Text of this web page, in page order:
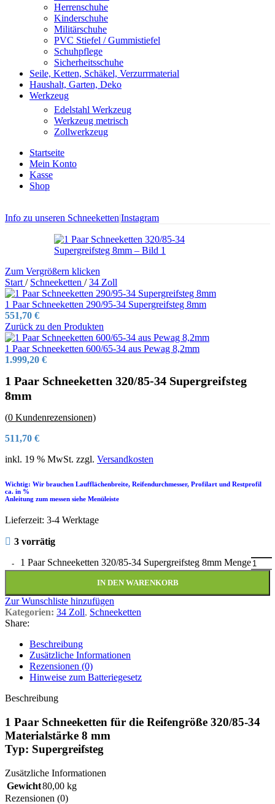
Herrenschuhe
Kinderschuhe
Militärschuhe
PVC Stiefel / Gummistiefel
Schuhpflege
Sicherheitsschuhe
Seile, Ketten, Schäkel, Verzurrmaterial
Haushalt, Garten, Deko
Werkzeug
Edelstahl Werkzeug
Werkzeug metrisch
Zollwerkzeug
Startseite
Mein Konto
Kasse
Shop
Info zu unseren Schneeketten|Instagram
Zum Vergrößern klicken
Start / Schneeketten / 34 Zoll
1 Paar Schneeketten 290/95-34 Supergreifsteg 8mm
551,70 €
Zurück zu den Produkten
1 Paar Schneeketten 600/65-34 aus Pewag 8,2mm
1.999,20 €
1 Paar Schneeketten 320/85-34 Supergreifsteg
8mm
(0 Kundenrezensionen)
511,70 €
inkl. 19 % MwSt. zzgl. Versandkosten
Wichtig: Wir brauchen Laufflächenbreite, Reifendurchmesser, Profilart und Restprofil
ca. in %
Anleitung zum messen siehe Menüleiste
Lieferzeit: 3-4 Werktage
3 vorrätig
1 Paar Schneeketten 320/85-34 Supergreifsteg 8mm Menge
IN DEN WARENKORB
Zur Wunschliste hinzufügen
Kategorien: 34 Zoll, Schneeketten
Share:
Beschreibung
Zusätzliche Informationen
Rezensionen (0)
Hinweise zum Batteriegesetz
Beschreibung
1 Paar Schneeketten für die Reifengröße 320/85-34
Materialstärke 8 mm
Typ: Supergreifsteg
Zusätzliche Informationen
Gewicht80,00 kg
Rezensionen (0)